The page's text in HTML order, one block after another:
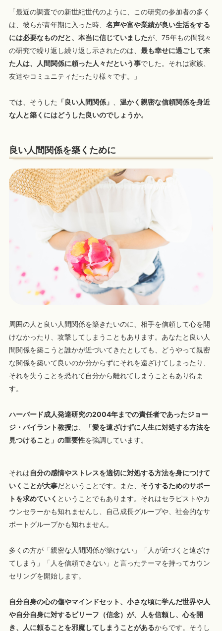
「最近の調査での新世紀世代のように、この研究の参加者の多く
は、彼らが青年期に入った時、 名声や富や業績が良い生活をする
には必要なものだと、本当に信じていましたが、75年もの間我々
の研究で繰り返し繰り返し示されたのは、 最も幸せに過ごして来
た人は、人間関係に頼った人々だという事でした。それは家族、
友達やコミュニティだったり様々です。」
では、そうした 「良い人間関係」
温かく親密な信頼関係を身近
な人と築くにはどうした良いのでしょうか。
良い人間関係を築くために
周囲の人と良い人間関係を築きたいのに、相手を信頼して心を開
けなかったり、攻撃してしまうこともあります。あなたと良い人
間関係を築こうと誰かが近づいてきたとしても、どうやって親密
な関係を築いて良いのか分からずにそれを遠ざけてしまったり、
それを失うことを恐れて自分から離れてしまうこともあり得ま
す。
ハーバード成人発達研究の2004年までの責任者であったジョー
ジ・バイラント教授は、
「愛を遠ざけずに人生に対処する方法を
見つけること」の重要性を強調しています。
それは自分の感情やストレスを適切に対処する方法を身につけて
いくことが大事だということです。また、 そうするためのサポー
トを求めていく ということでもあります。それはセラピストやカ
ウンセラーかも知れませんし、自己成長グループや、社会的なサ
ポートグループかも知れません。
多くの方が「親密な人間関係が築けない」「人が近づくと遠ざけ
てしまう」「人を信頼できない」と言ったテーマを持ってカウン
セリングを開始します。
自分自身の心の傷やマインドセット、小さな頃に学んだ世界や人
や自分自身に対するビリーフ（信念）が、人を信頼し、心を開
き、人に頼ることを邪魔してしまうことがあるからです。そうし